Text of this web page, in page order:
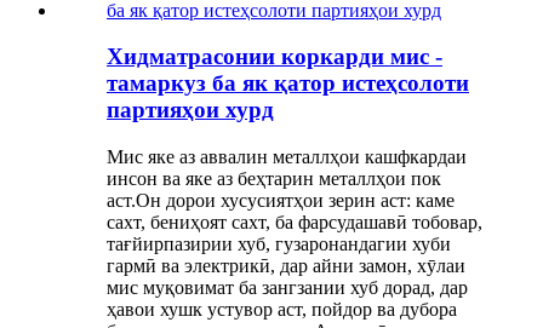
Хидматрасонии коркарди мис -
тамаркуз ба як қатор истеҳсолоти
партияҳои хурд
Мис яке аз аввалин металлҳои кашфкардаи
инсон ва яке аз беҳтарин металлҳои пок
аст.Он дорои хусусиятҳои зерин аст: каме
сахт, бениҳоят сахт, ба фарсудашавӣ тобовар,
тағйирпазирии хуб, гузаронандагии хуби
гармӣ ва электрикӣ, дар айни замон, хӯлаи
мис муқовимат ба зангзании хуб дорад, дар
ҳавои хушк устувор аст, пойдор ва дубора